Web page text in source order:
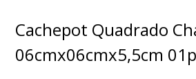
Cachepot Quadrado
06cmx06cmx5,5cm